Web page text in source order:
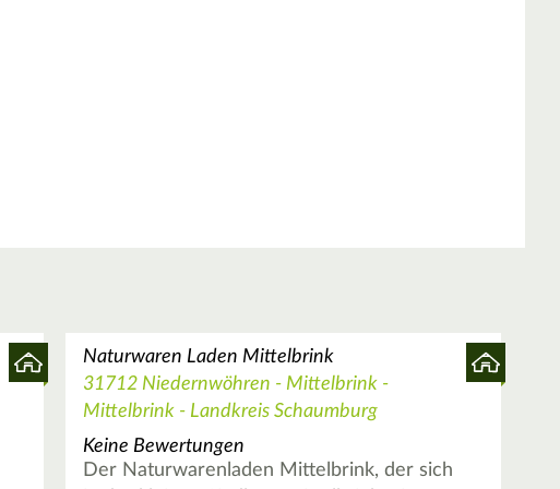
Naturwaren Laden Mittelbrink
31712 Niedernwöhren - Mittelbrink -
Mittelbrink - Landkreis Schaumburg
Keine Bewertungen
Der Naturwarenladen Mittelbrink, der sich